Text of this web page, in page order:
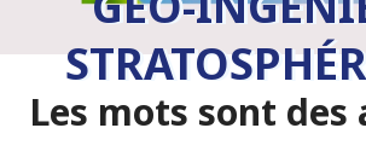
Les mots sont des